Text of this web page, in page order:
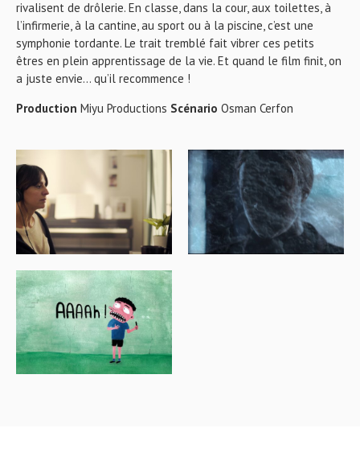
rivalisent de drôlerie. En classe, dans la cour, aux toilettes, à
l’infirmerie, à la cantine, au sport ou à la piscine, c’est une
symphonie tordante. Le trait tremblé fait vibrer ces petits
êtres en plein apprentissage de la vie. Et quand le film finit, on
a juste envie… qu’il recommence !
Production Miyu Productions Scénario Osman Cerfon